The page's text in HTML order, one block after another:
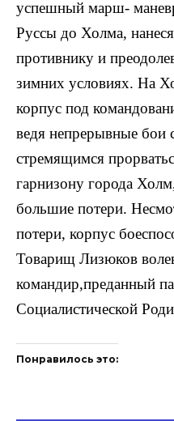
успешный марш-
Руссы до Холма,
противнику и
зимних условиях. На
корпус под
ведя непрерывные бои
стремящимся
гарнизону города
большие потери.
потери, корпус
Товарищ Лизюков
командир,преданный
Социалистической
Понравилось это: